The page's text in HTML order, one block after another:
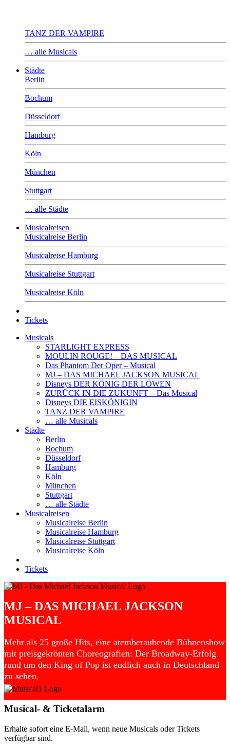
TANZ DER VAMPIRE
… alle Musicals
Städte
Berlin
Bochum
Düsseldorf
Hamburg
Köln
München
Stuttgart
… alle Städte
Musicalreisen
Musicalreise Berlin
Musicalreise Hamburg
Musicalreise Stuttgart
Musicalreise Köln
Tickets
Musicals
STARLIGHT EXPRESS
MOULIN ROUGE! – DAS MUSICAL
Das Phantom Der Oper – Musical
MJ – DAS MICHAEL JACKSON MUSICAL
Disneys DER KÖNIG DER LÖWEN
ZURÜCK IN DIE ZUKUNFT – Das Musical
Disneys DIE EISKÖNIGIN
TANZ DER VAMPIRE
… alle Musicals
Städte
Berlin
Bochum
Düsseldorf
Hamburg
Köln
München
Stuttgart
… alle Städte
Musicalreisen
Musicalreise Berlin
Musicalreise Hamburg
Musicalreise Stuttgart
Musicalreise Köln
Tickets
MJ – DAS MICHAEL JACKSON
MUSICAL
Mehr als 25 große Hits, eine atemberaubende Bühnenshow
mit preisgekrönten Choreografien: Der Broadway-Erfolg
rund um den King of Pop ist endlich auch in Deutschland
zu sehen.
Musical- & Ticketalarm
Erhalte sofort eine E-Mail, wenn neue Musicals oder Tickets
verfügbar sind.